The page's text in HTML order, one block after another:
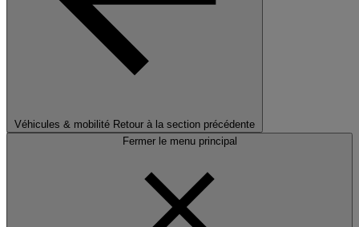
Véhicules & mobilité Retour à la section précédente
Fermer le menu principal